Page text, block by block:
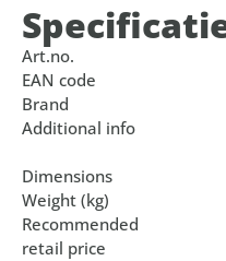
Art.no.
EAN code
Brand
Additional info
Dimensions
Weight (kg)
Recommended
retail price